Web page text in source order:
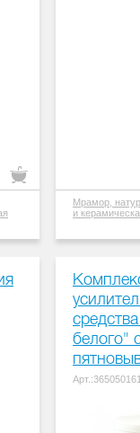
Мрамор,
и
белого"
Арт.:365050161